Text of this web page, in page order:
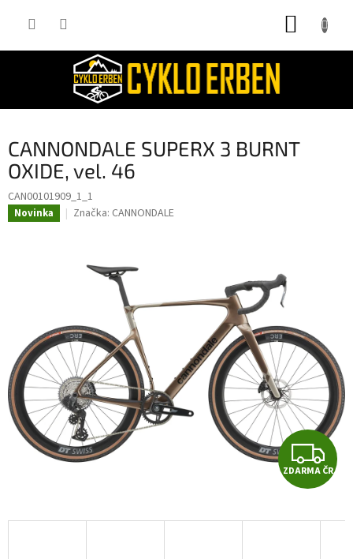
CANNONDALE SUPERX 3 BURNT
OXIDE, vel. 46
CAN00101909_1_1
Novinka Značka: CANNONDALE
Z
D
A
ZDARMA ČR